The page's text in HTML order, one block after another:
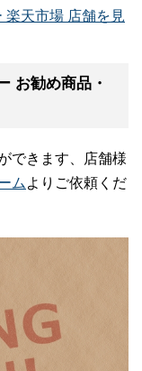
楽天市場 店舗を見
お勧め商品・
できます、店舗様
ム よりご依頼くだ